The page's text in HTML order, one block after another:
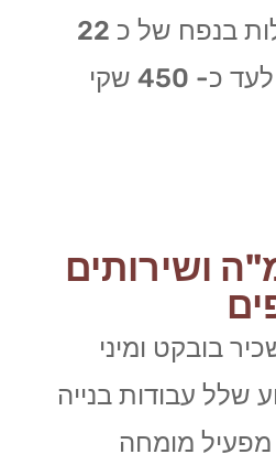
ועד מכולות גדולות בנפח של כ 22
קוב המתאימות לעד כ- 450 שקי
ושירותים
בובקט ומיני
שלל עבודות בנייה
מפעיל מומחה